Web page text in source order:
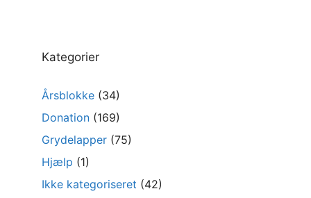
Kategorier
Årsblokke (34)
Donation (169)
Grydelapper (75)
Hjælp (1)
Ikke kategoriseret (42)